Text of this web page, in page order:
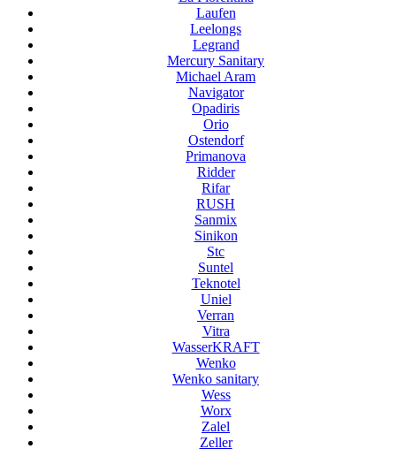
Laufen
Leelongs
Legrand
Mercury Sanitary
Michael Aram
Navigator
Opadiris
Orio
Ostendorf
Primanova
Ridder
Rifar
RUSH
Sanmix
Sinikon
Stc
Suntel
Teknotel
Uniel
Verran
Vitra
WasserKRAFT
Wenko
Wenko sanitary
Wess
Worx
Zalel
Zeller